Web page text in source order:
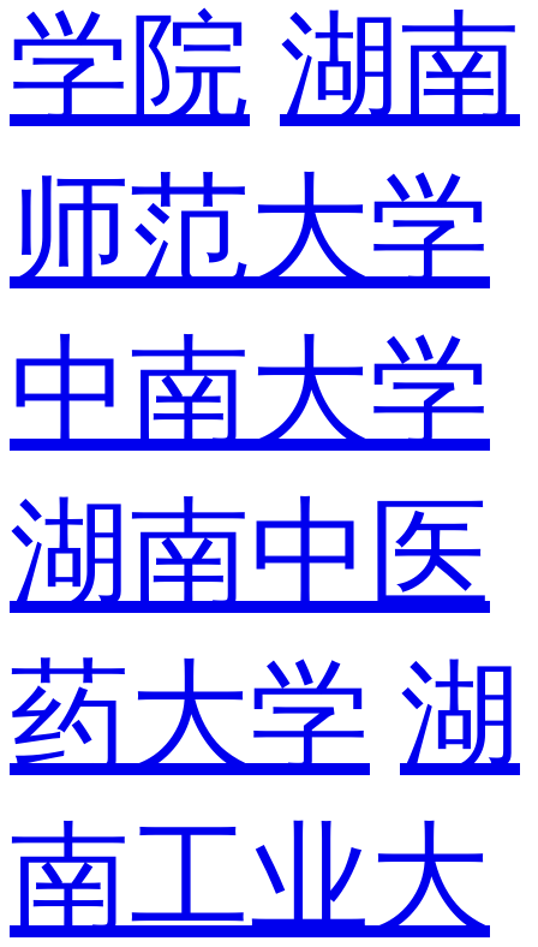
学院 湖南
师范大学
中南大学
湖南中医
药大学 湖
南工业大